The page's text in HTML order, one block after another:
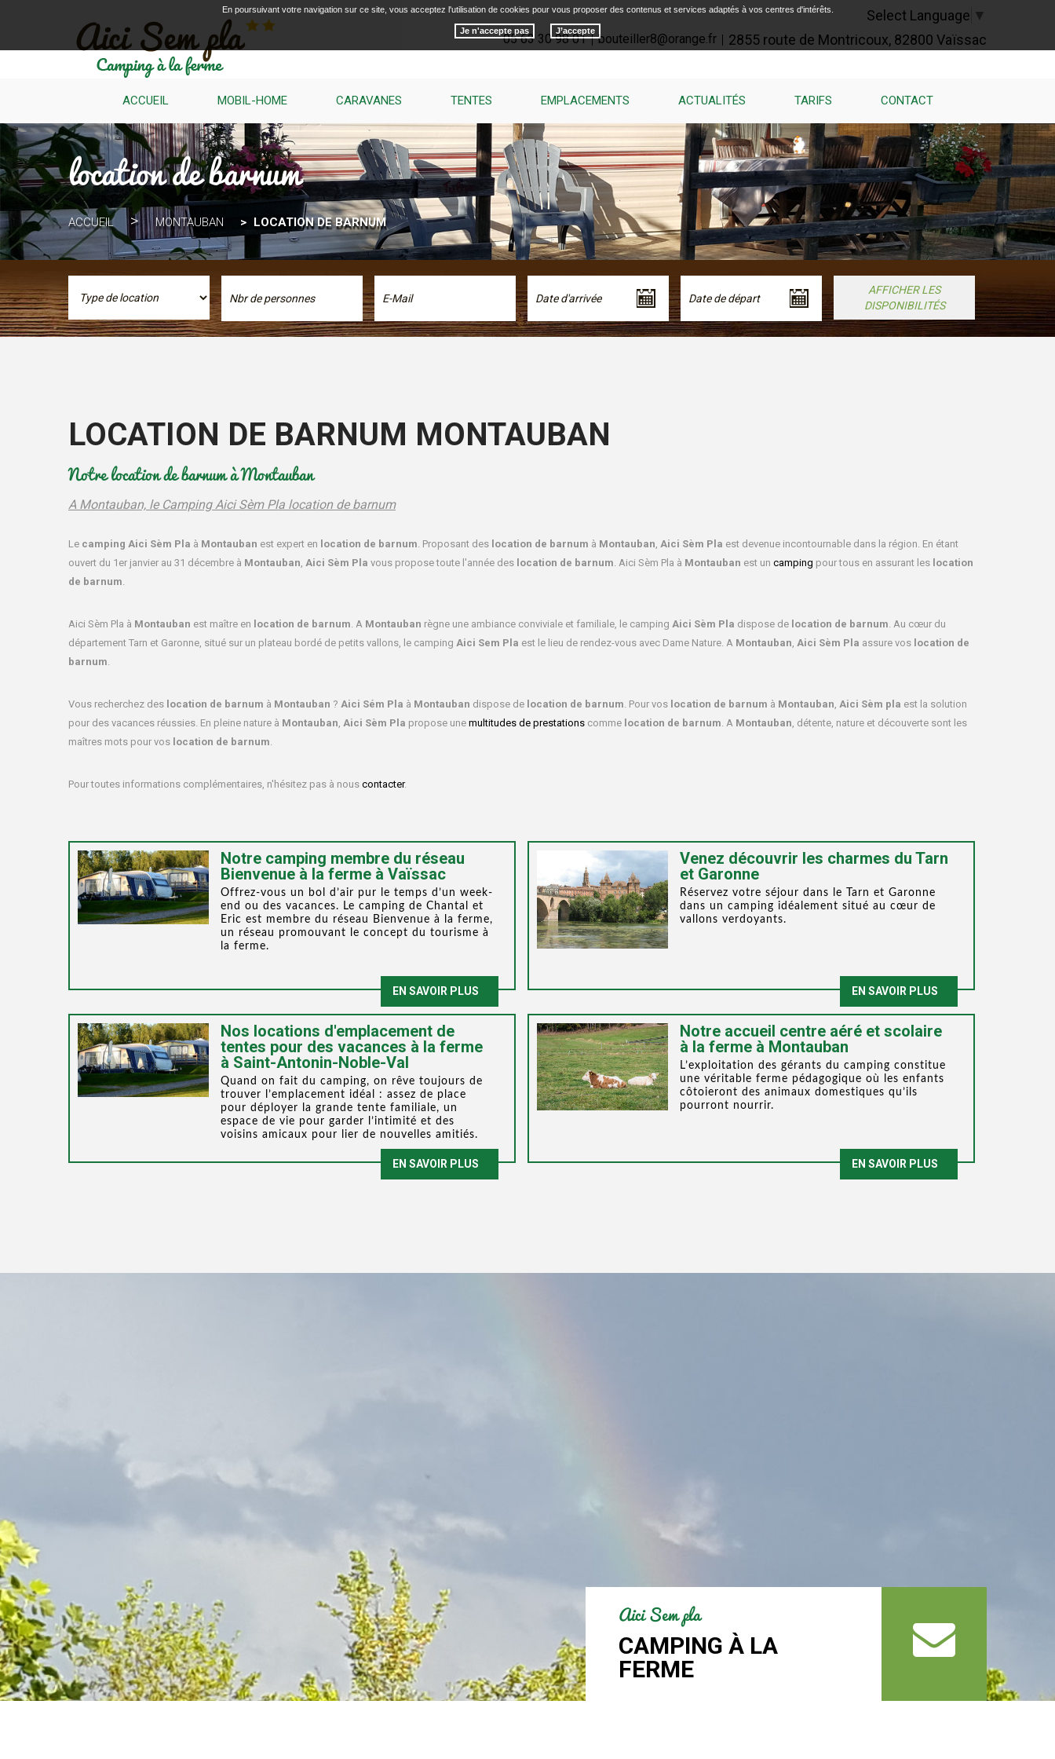
Select Language ▼
05 63 30 98 01 bouteiller8@orange.fr 2855 route de Montricoux, 82800 Vaïssac
ACCUEIL MOBIL-HOME CARAVANES TENTES EMPLACEMENTS ACTUALITÉS TARIFS CONTACT
location de barnum
ACCUEIL MONTAUBAN LOCATION DE BARNUM
LOCATION DE BARNUM MONTAUBAN
Notre location de barnum à Montauban
A Montauban, le Camping Aici Sèm Pla location de barnum
Le camping Aici Sèm Pla à Montauban est expert en location de barnum . Proposant des location de barnum à Montauban Aici Sèm Pla est devenue incontournable dans la région. En étant
ouvert du 1er janvier au 31 décembre à Montauban Aici Sèm Pla vous propose toute l'année des location de barnum . Aici Sèm Pla à Montauban est un camping pour tous en assurant les location
de barnum
Aici Sèm Pla à Montauban est maître en location de barnum . A Montauban règne une ambiance conviviale et familiale, le camping Aici Sèm Pla dispose de location de barnum . Au cœur du
département Tarn et Garonne, situé sur un plateau bordé de petits vallons, le camping Aici Sem Pla est le lieu de rendez-vous avec Dame Nature. A Montauban Aici Sèm Pla assure vos location de
barnum
Vous recherchez des location de barnum à Montauban ? Aici Sém Pla à Montauban dispose de location de barnum . Pour vos location de barnum à Montauban Aici Sèm pla est la solution
pour des vacances réussies. En pleine nature à Montauban Aici Sèm Pla propose une multitudes de prestations comme location de barnum . A Montauban , détente, nature et découverte sont les
maîtres mots pour vos location de barnum
Pour toutes informations complémentaires, n'hésitez pas à nous contacter.
Notre camping membre du réseau
Bienvenue à la ferme à Vaïssac
Offrez-vous un bol d’air pur le temps d’un week-
end ou des vacances. Le camping de Chantal et
Eric est membre du réseau Bienvenue à la ferme,
un réseau promouvant le concept du tourisme à
la ferme.
EN SAVOIR PLUS
Venez découvrir les charmes du Tarn
et Garonne
Réservez votre séjour dans le Tarn et Garonne
dans un camping idéalement situé au cœur de
vallons verdoyants.
EN SAVOIR PLUS
Nos locations d'emplacement de
tentes pour des vacances à la ferme
à Saint-Antonin-Noble-Val
Quand on fait du camping, on rêve toujours de
trouver l’emplacement idéal : assez de place
pour déployer la grande tente familiale, un
espace de vie pour garder l’intimité et des
voisins amicaux pour lier de nouvelles amitiés.
EN SAVOIR PLUS
Notre accueil centre aéré et scolaire
à la ferme à Montauban
L’exploitation des gérants du camping constitue
une véritable ferme pédagogique où les enfants
côtoieront des animaux domestiques qu’ils
pourront nourrir.
EN SAVOIR PLUS
Aici Sem pla
CAMPING À LA
FERME
En poursuivant votre navigation sur ce site, vous acceptez l'utilisation de cookies pour vous proposer des contenus et services adaptés à vos centres d'intérêts.
Je n'accepte pas